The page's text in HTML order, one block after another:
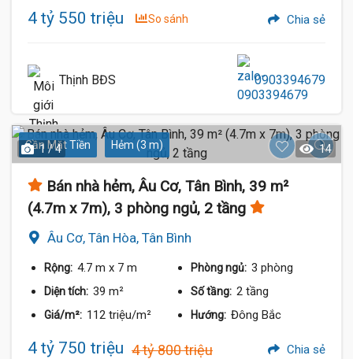
4 tỷ 550 triệu So sánh Chia sẻ
Thịnh BĐS 0903394679
Gần Mặt Tiền Hẻm (3 m)
1 / 4 14
Bán nhà hẻm, Âu Cơ, Tân Bình, 39 m²
(4.7m x 7m), 3 phòng ngủ, 2 tầng
Âu Cơ, Tân Hòa, Tân Bình
Rộng: 4.7 m x 7 m Phòng ngủ: 3 phòng
Diện tích: 39 m² Số tầng: 2 tầng
Giá/m²: 112 triệu/m² Hướng: Đông Bắc
4 tỷ 750 triệu 4 tỷ 800 triệu Chia sẻ